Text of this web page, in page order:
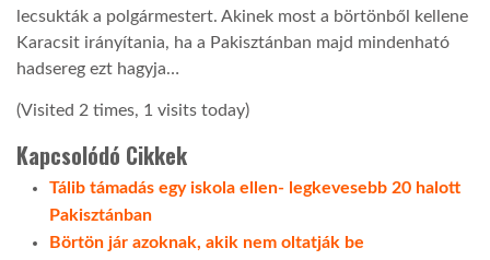
lecsukták a polgármestert. Akinek most a börtönből kellene
Karacsit irányítania, ha a Pakisztánban majd mindenható
hadsereg ezt hagyja…
(Visited 2 times, 1 visits today)
Kapcsolódó Cikkek
Tálib támadás egy iskola ellen- legkevesebb 20 halott
Pakisztánban
Börtön jár azoknak, akik nem oltatják be